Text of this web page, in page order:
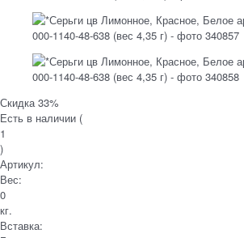
Скидка 33%
Есть в наличии (
1
)
Артикул:
Вес:
0
кг.
Вставка: